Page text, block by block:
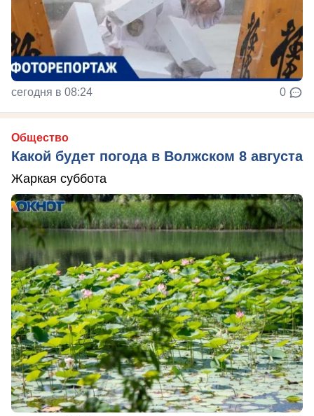
сегодня в 08:24 0
Общество
Какой будет погода в Волжском 8 августа
Жаркая суббота